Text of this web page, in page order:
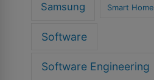
Samsung Smart Home
Software
Software Engineering